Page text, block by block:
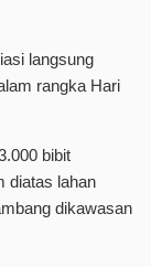
langsung
rangka Hari
bibit
diatas lahan
dikawasan